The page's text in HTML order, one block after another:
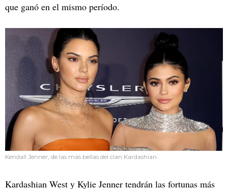
que ganó en el mismo período.
Kendall Jenner, de las más bellas del clan Kardashian.
Kardashian West y Kylie Jenner tendrán las fortunas más